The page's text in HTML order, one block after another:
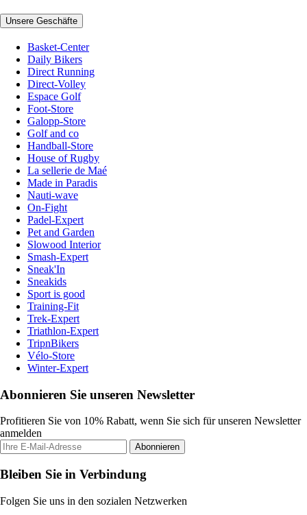
Unsere Geschäfte
Basket-Center
Daily Bikers
Direct Running
Direct-Volley
Espace Golf
Foot-Store
Galopp-Store
Golf and co
Handball-Store
House of Rugby
La sellerie de Maé
Made in Paradis
Nauti-wave
On-Fight
Padel-Expert
Pet and Garden
Slowood Interior
Smash-Expert
Sneak'In
Sneakids
Sport is good
Training-Fit
Trek-Expert
Triathlon-Expert
TripnBikers
Vélo-Store
Winter-Expert
Abonnieren Sie unseren Newsletter
Profitieren Sie von 10% Rabatt, wenn Sie sich für unseren Newsletter
anmelden
Abonnieren
Bleiben Sie in Verbindung
Folgen Sie uns in den sozialen Netzwerken